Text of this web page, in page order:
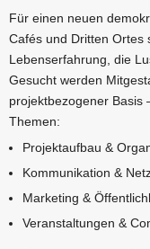
Für einen neuen
Cafés und Dritten Ortes
Lebenserfahrung, die
Gesucht werden
projektbezogener
Themen:
Projektaufbau &
Kommunikation &
Marketing &
Veranstaltungen &